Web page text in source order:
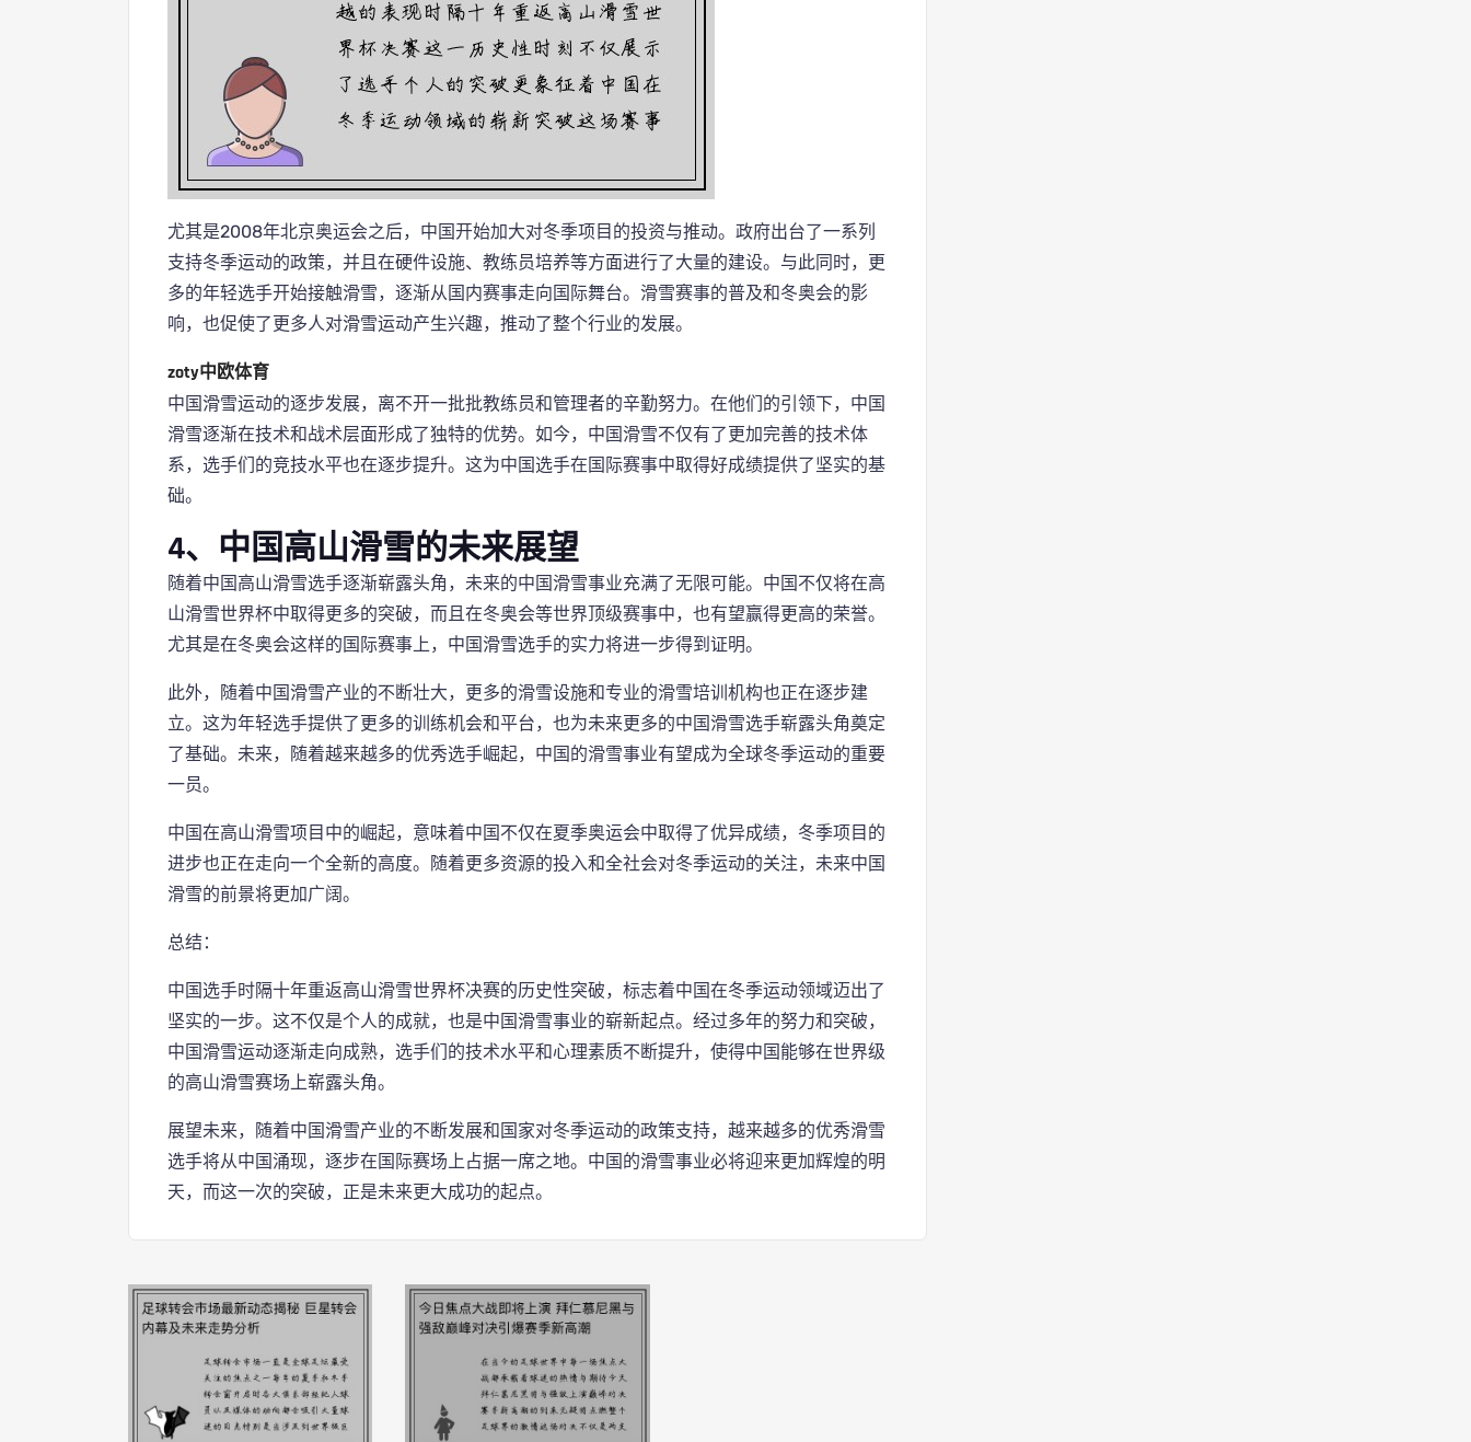
尤其是2008年北京奥运会之后，中国开始加大对冬季项目的投资与推动。政府出台了一系列
支持冬季运动的政策，并且在硬件设施、教练员培养等方面进行了大量的建设。与此同时，更
多的年轻选手开始接触滑雪，逐渐从国内赛事走向国际舞台。滑雪赛事的普及和冬奥会的影
响，也促使了更多人对滑雪运动产生兴趣，推动了整个行业的发展。
zoty中欧体育
中国滑雪运动的逐步发展，离不开一批批教练员和管理者的辛勤努力。在他们的引领下，中国
滑雪逐渐在技术和战术层面形成了独特的优势。如今，中国滑雪不仅有了更加完善的技术体
系，选手们的竞技水平也在逐步提升。这为中国选手在国际赛事中取得好成绩提供了坚实的基
础。
4、中国高山滑雪的未来展望
随着中国高山滑雪选手逐渐崭露头角，未来的中国滑雪事业充满了无限可能。中国不仅将在高
山滑雪世界杯中取得更多的突破，而且在冬奥会等世界顶级赛事中，也有望赢得更高的荣誉。
尤其是在冬奥会这样的国际赛事上，中国滑雪选手的实力将进一步得到证明。
此外，随着中国滑雪产业的不断壮大，更多的滑雪设施和专业的滑雪培训机构也正在逐步建
立。这为年轻选手提供了更多的训练机会和平台，也为未来更多的中国滑雪选手崭露头角奠定
了基础。未来，随着越来越多的优秀选手崛起，中国的滑雪事业有望成为全球冬季运动的重要
一员。
中国在高山滑雪项目中的崛起，意味着中国不仅在夏季奥运会中取得了优异成绩，冬季项目的
进步也正在走向一个全新的高度。随着更多资源的投入和全社会对冬季运动的关注，未来中国
滑雪的前景将更加广阔。
总结：
中国选手时隔十年重返高山滑雪世界杯决赛的历史性突破，标志着中国在冬季运动领域迈出了
坚实的一步。这不仅是个人的成就，也是中国滑雪事业的崭新起点。经过多年的努力和突破，
中国滑雪运动逐渐走向成熟，选手们的技术水平和心理素质不断提升，使得中国能够在世界级
的高山滑雪赛场上崭露头角。
展望未来，随着中国滑雪产业的不断发展和国家对冬季运动的政策支持，越来越多的优秀滑雪
选手将从中国涌现，逐步在国际赛场上占据一席之地。中国的滑雪事业必将迎来更加辉煌的明
天，而这一次的突破，正是未来更大成功的起点。